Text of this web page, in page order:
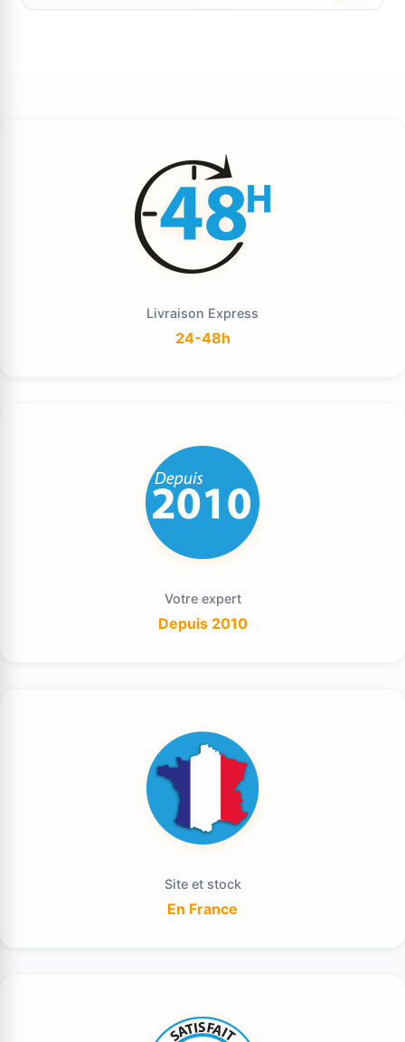
Livraison Express
24-48h
Votre expert
Depuis 2010
Site et stock
En France